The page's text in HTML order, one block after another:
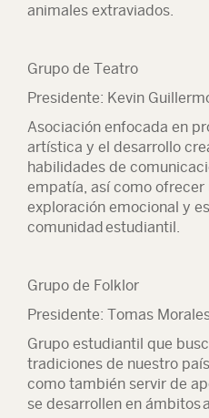
animales extraviados.
Grupo de Teatro
Presidente: Kevin
Asociación enfocada en
artística y el desarrollo
habilidades de
empatía, así como ofrecer
exploración emocional y
comunidad estudiantil.
Grupo de Folklor
Presidente: Tomas
Grupo estudiantil que
tradiciones de nuestro
como también servir de
se desarrollen en ámbitos